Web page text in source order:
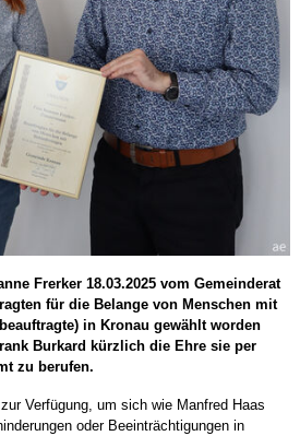
Frerker 18.03.2025 vom Gemeinderat
für die Belange von Menschen mit
in Kronau gewählt worden
Burkard kürzlich die Ehre sie per
zu berufen.
Verfügung, um sich wie Manfred Haas
oder Beeinträchtigungen in